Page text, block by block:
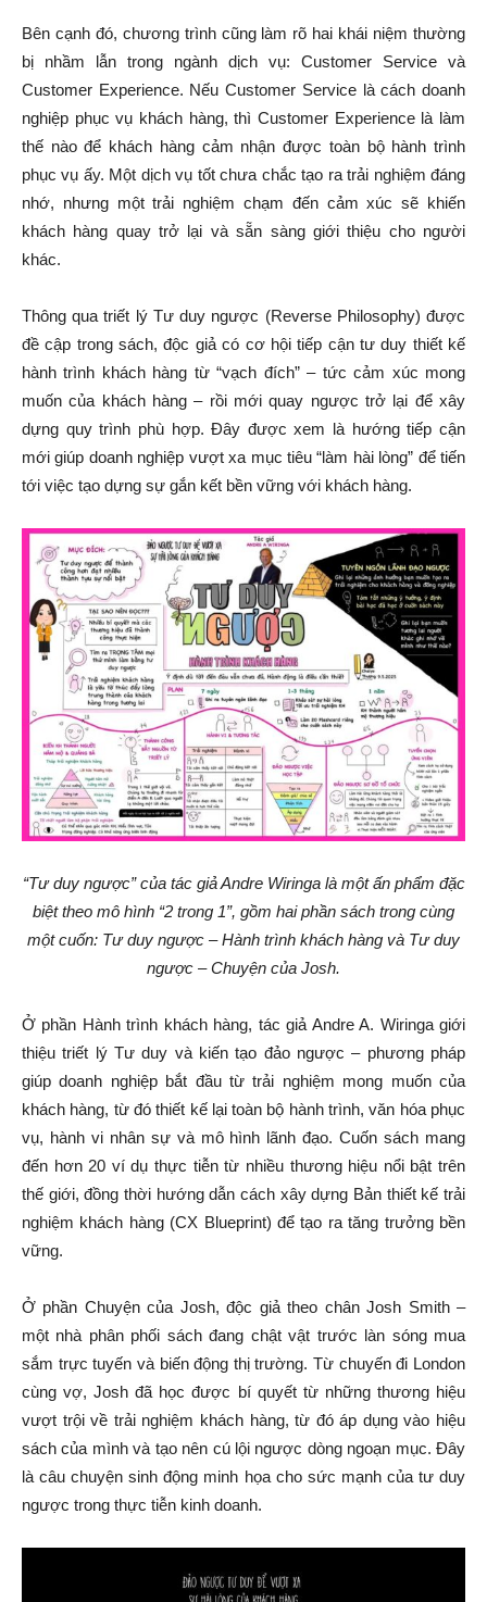
Bên cạnh đó, chương trình cũng làm rõ hai khái niệm thường
bị nhầm lẫn trong ngành dịch vụ: Customer Service và
Customer Experience. Nếu Customer Service là cách doanh
nghiệp phục vụ khách hàng, thì Customer Experience là làm
thế nào để khách hàng cảm nhận được toàn bộ hành trình
phục vụ ấy. Một dịch vụ tốt chưa chắc tạo ra trải nghiệm đáng
nhớ, nhưng một trải nghiệm chạm đến cảm xúc sẽ khiến
khách hàng quay trở lại và sẵn sàng giới thiệu cho người
khác.
Thông qua triết lý Tư duy ngược (Reverse Philosophy) được
đề cập trong sách, độc giả có cơ hội tiếp cận tư duy thiết kế
hành trình khách hàng từ “vạch đích” – tức cảm xúc mong
muốn của khách hàng – rồi mới quay ngược trở lại để xây
dựng quy trình phù hợp. Đây được xem là hướng tiếp cận
mới giúp doanh nghiệp vượt xa mục tiêu “làm hài lòng” để tiến
tới việc tạo dựng sự gắn kết bền vững với khách hàng.
“Tư duy ngược” của tác giả Andre Wiringa là một ấn phẩm đặc
biệt theo mô hình “2 trong 1”, gồm hai phần sách trong cùng
một cuốn: Tư duy ngược – Hành trình khách hàng và Tư duy
ngược – Chuyện của Josh.
Ở phần Hành trình khách hàng, tác giả Andre A. Wiringa giới
thiệu triết lý Tư duy và kiến tạo đảo ngược – phương pháp
giúp doanh nghiệp bắt đầu từ trải nghiệm mong muốn của
khách hàng, từ đó thiết kế lại toàn bộ hành trình, văn hóa phục
vụ, hành vi nhân sự và mô hình lãnh đạo. Cuốn sách mang
đến hơn 20 ví dụ thực tiễn từ nhiều thương hiệu nổi bật trên
thế giới, đồng thời hướng dẫn cách xây dựng Bản thiết kế trải
nghiệm khách hàng (CX Blueprint) để tạo ra tăng trưởng bền
vững.
Ở phần Chuyện của Josh, độc giả theo chân Josh Smith –
một nhà phân phối sách đang chật vật trước làn sóng mua
sắm trực tuyến và biến động thị trường. Từ chuyến đi London
cùng vợ, Josh đã học được bí quyết từ những thương hiệu
vượt trội về trải nghiệm khách hàng, từ đó áp dụng vào hiệu
sách của mình và tạo nên cú lội ngược dòng ngoạn mục. Đây
là câu chuyện sinh động minh họa cho sức mạnh của tư duy
ngược trong thực tiễn kinh doanh.